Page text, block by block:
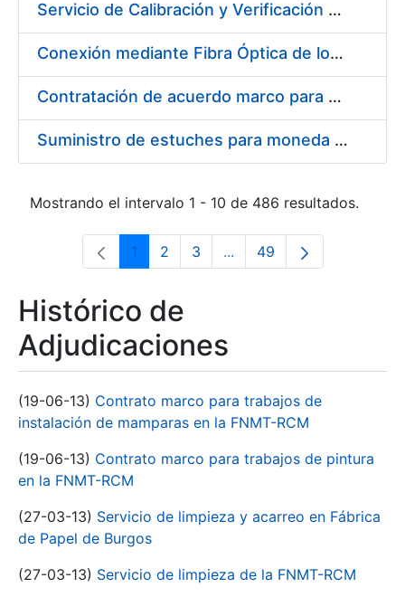
Servicio de Calibración y Verificación Externa de los Equipos de Medición del Servicio de Prevención de la FNMT-RCM
Conexión mediante Fibra Óptica de los Centros de Proceso de Datos (CPDs) de las sedes de la FNMT-RCM de Burgos y Madrid
Contratación de acuerdo marco para el Suministro de Material de Electricidad para la Fábrica Nacional de Moneda y Timbre-Real Casa de la Moneda en su centro de trabajo de Burgos
Suministro de estuches para moneda de 30 €
Mostrando el intervalo 1 - 10 de 486 resultados.
Página
1 Página
2 Página
3 ...Páginas intermedias Use
Página
49
Histórico de
Adjudicaciones
(19-06-13) Contrato marco para trabajos de
instalación de mamparas en la FNMT-RCM
(19-06-13) Contrato marco para trabajos de pintura
en la FNMT-RCM
(27-03-13) Servicio de limpieza y acarreo en Fábrica
de Papel de Burgos
(27-03-13) Servicio de limpieza de la FNMT-RCM